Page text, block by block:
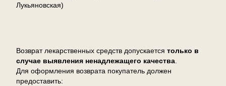
Лукьяновская)
Возврат лекарственных средств допускается только в
случае выявления ненадлежащего качества.
Для оформления возврата покупатель должен
предоставить: